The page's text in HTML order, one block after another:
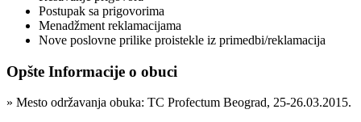
Postupak sa prigovorima
Menadžment reklamacijama
Nove poslovne prilike proistekle iz primedbi/reklamacija
Opšte Informacije o obuci
» Mesto održavanja obuka: TC Profectum Beograd, 25-26.03.2015.